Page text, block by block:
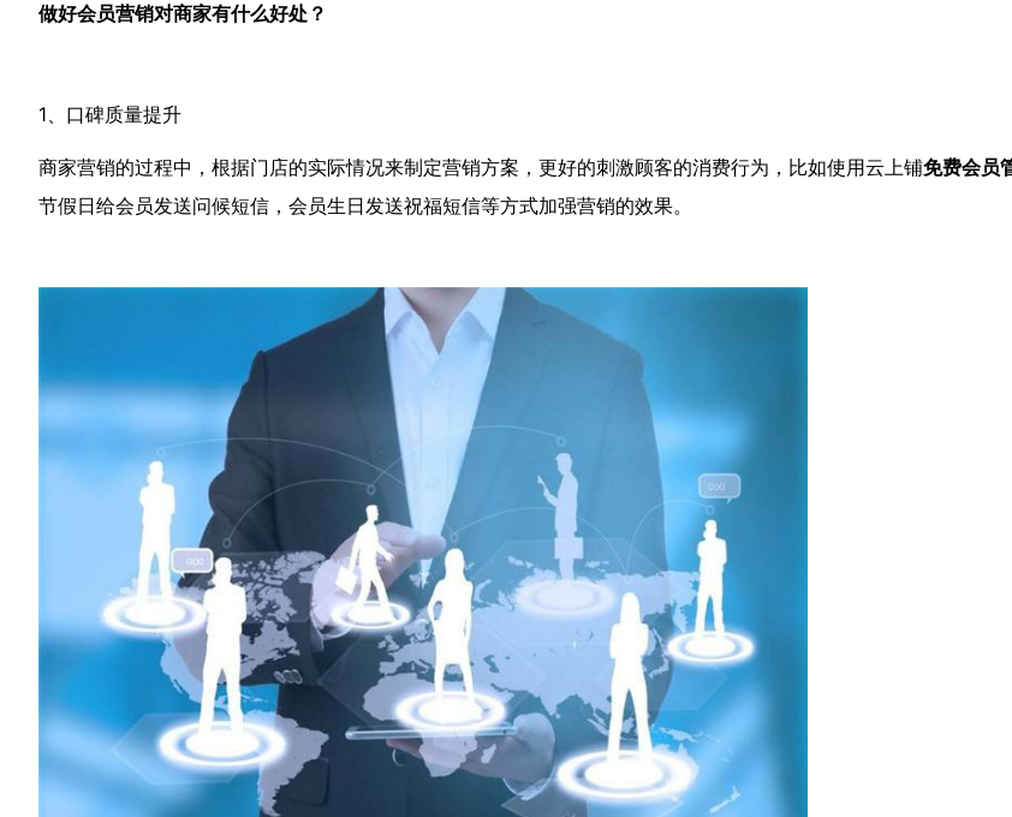
做好会员营销对商家有什么好处？
1、口碑质量提升
商家营销的过程中，根据门店的实际情况来制定营销方案，更好的刺激顾客的消费行为，比如使用云上铺免费会员
节假日给会员发送问候短信，会员生日发送祝福短信等方式加强营销的效果。